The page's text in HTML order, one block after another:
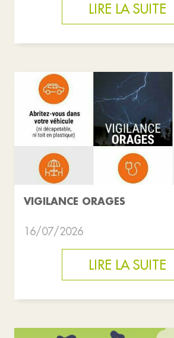
LIRE LA SUITE
VIGILANCE ORAGES
16/07/2026
LIRE LA SUITE